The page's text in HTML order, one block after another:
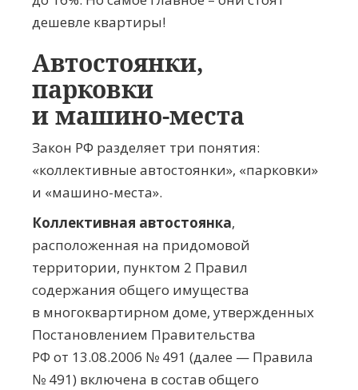
дешевле квартиры!
Автостоянки,
парковки
имашино-места
Закон РФ разделяет три понятия:
«коллективные автостоянки», «парковки»
и «машино-места».
Коллективная автостоянка,
расположенная на придомовой
территории, пунктом 2 Правил
содержания общего имущества
в многоквартирном доме, утвержденных
Постановлением Правительства
РФ от 13.08.2006 № 491 (далее — Правила
№ 491) включена в состав общего